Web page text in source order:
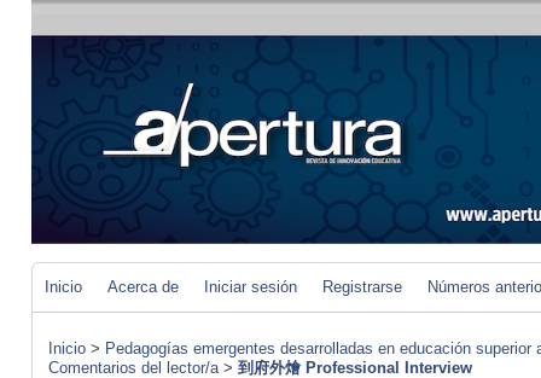
Inicio Acerca de Iniciar sesión Registrarse Números
Inicio > Pedagogías emergentes desarrolladas en educación
Comentarios del lector/a> 到府外燴 Professional Interview